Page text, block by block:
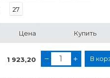
27
Цена Купить
1 923,20 В